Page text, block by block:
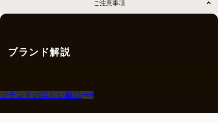
ご注意事項
ブランド解説
ブランドの詳しい解説